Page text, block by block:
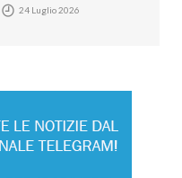
24 Luglio 2026